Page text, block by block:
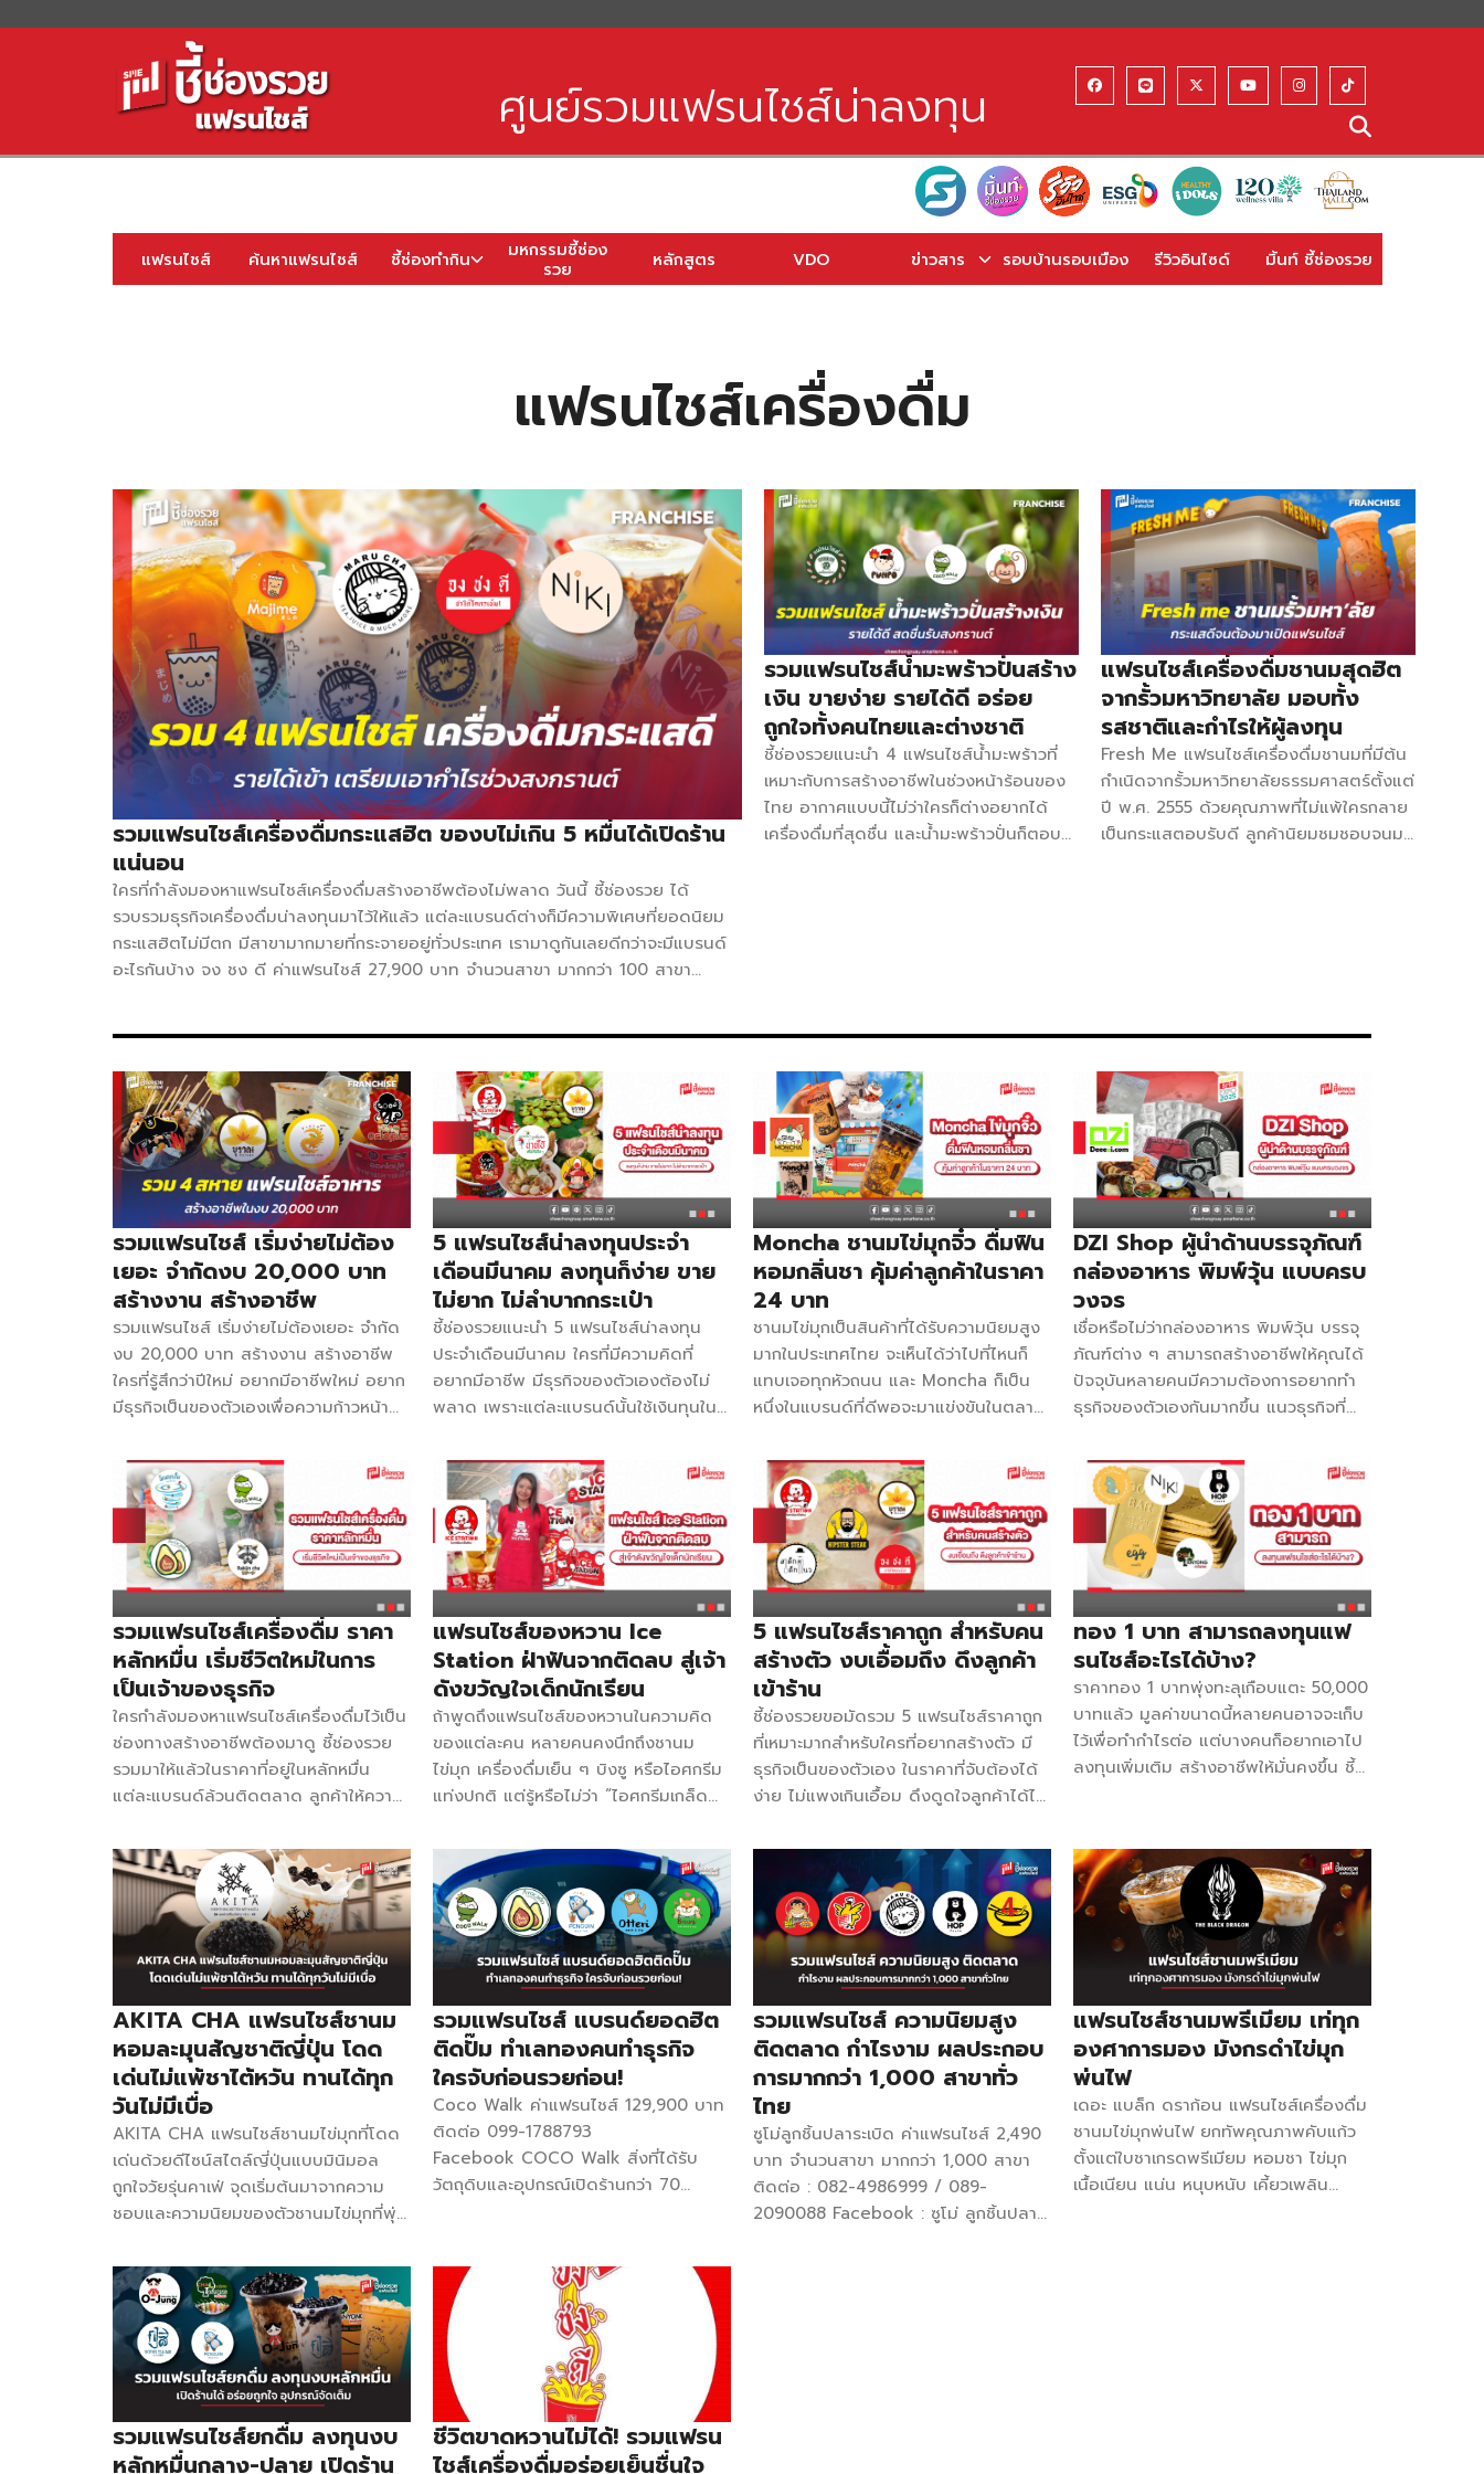
ศูนย์รวมแฟรนไชส์น่าลงทุน
แฟรนไชส์ ค้นหาแฟรนไชส์ ชี้ช่องทำกิน
มหกรรมชี้ช่อง
รวย
หลักสูตร VDO ข่าวสาร รอบบ้านรอบเมือง รีวิวอินไซด์ มิ้นท์ ชี้ช่องรวย
แฟรนไชส์เครื่องดื่ม
รวมแฟรนไชส์เครื่องดื่มกระแสฮิต ของบไม่เกิน 5 หมื่นได้เปิดร้าน
แน่นอน
ใครที่กำลังมองหาแฟรนไชส์เครื่องดื่มสร้างอาชีพต้องไม่พลาด วันนี้ ชี้ช่องรวย ได้
รวบรวมธุรกิจเครื่องดื่มน่าลงทุนมาไว้ให้แล้ว แต่ละแบรนด์ต่างก็มีความพิเศษที่ยอดนิยม
กระแสฮิตไม่มีตก มีสาขามากมายที่กระจายอยู่ทั่วประเทศ เรามาดูกันเลยดีกว่าจะมีแบรนด์
อะไรกันบ้าง จง ชง ดี ค่าแฟรนไชส์ 27,900 บาท จำนวนสาขา มากกว่า 100 สาขา
สาขา ติดต่อ 02-6628543 กด 1 Facebook NIK นิคแฟรนไชส์ชานมไข่มุก สิ่งที่ได้รับ
สูตรการทำเมนูเครื่องดื่มเฉพาะตามแบบฉบับของทางแบรนด์ อุปกรณ์ครบพร้อมเปิดร้าน
กว่า […]
รวมแฟรนไชส์น้ำมะพร้าวปั่นสร้าง
เงิน ขายง่าย รายได้ดี อร่อย
ถูกใจทั้งคนไทยและต่างชาติ
ชี้ช่องรวยแนะนำ 4 แฟรนไชส์น้ำมะพร้าวที่
เหมาะกับการสร้างอาชีพในช่วงหน้าร้อนของ
ไทย อากาศแบบนี้ไม่ว่าใครก็ต่างอยากได้
เครื่องดื่มที่สุดชื่น และน้ำมะพร้าวปั่นก็ตอบ
50 รายการ สอนเพิ่มช่องทางการขายทาง
Delivery เมนูมากกว่า 40 เมนู ปั่นโป๋พลัส
ค่า Franchise 42,000 บาท ติดต่อ 095-
3164357 Facebook ปั่นโป๋พลัส มะพร้าว
เผานมสด เพจหลักเจ้าของแฟรนไชส์ สิ่งที่ได้
รับ ออกแบบป้ายร้านให้ครบเซ็ต อุปกรณ์
ตกแต่งหน้าร้าน วัตถุดิบและอุปกรณ์กว่า 30
รายการ ชุดแก้ว ผงวัตถุดิบ ฝา 800 ชุด
สมัครช่องทาง Delivery คู่มือพร้อมเล่ม
สูตรพร้อมขาย สอนการทำพร้อมการเลือก
มะพร้าว อัปเดตเมนูใหม่ให้ตลอด […]
แฟรนไชส์เครื่องดื่มชานมสุดฮิต
จากรั้วมหาวิทยาลัย มอบทั้ง
รสชาติและกำไรให้ผู้ลงทุน
Fresh Me แฟรนไชส์เครื่องดื่มชานมที่มีต้น
กำเนิดจากรั้วมหาวิทยาลัยธรรมศาสตร์ตั้งแต่
ปี พ.ศ. 2555 ด้วยคุณภาพที่ไม่แพ้ใครกลาย
เป็นกระแสตอบรับดี ลูกค้านิยมชมชอบจนมา
สัญญา : 50,000 บาท ระยะเวลาคืนทุน : 12
– 18 เดือน เงินประกัน : 30,000 บาท
จำนวนสาขา : มากกว่า 100 สาขา กลยุทธ์
ธุรกิจ -ความเข้าถึงง่ายของชานม เป็นที่นิยม
และเป็นที่ชื่นชอบของทุกเพศทุกวัย -ราคาเข้า
ถึงง่ายเพียง 40 […]
รวมแฟรนไชส์ เริ่มง่ายไม่ต้อง
เยอะ จำกัดงบ 20,000 บาท
สร้างงาน สร้างอาชีพ
รวมแฟรนไชส์ เริ่มง่ายไม่ต้องเยอะ จำกัด
งบ 20,000 บาท สร้างงาน สร้างอาชีพ
ใครที่รู้สึกว่าปีใหม่ อยากมีอาชีพใหม่ อยาก
มีธุรกิจเป็นของตัวเองเพื่อความก้าวหน้า
รวยรวมมาให้แล้วกับ 5 แบรนด์น่าลงทุน
ติดตลาด มากสาขา ในงบไม่เกินสองหมื่น
บาท บุราณ ขนมดอกบัวชาววังใบเตยสด
ค่า Franchise 12,900 บาท จำนวนสาขา
มากกว่า 100 สาขา ติดต่อ 093-
3761278 / 088-3316550 Facebook
บุราณ ขนมดอกบัวชาววังใบเตยสด สิ่งที่
ได้รับ อุปกรณ์พร้อมขายจามเซ็ตที่เลือก มี
การเทรนด์ให้เลือก 3 แบบ 1.เดินทางไปเท
รนด์ด้วยตัวเองที่ อ.เมือง จ.มหาสารคราม
2.ให้ทีมงานบุราณไปเทรนที่บ้านลูกค้า (มี
ค่าใช้จ่ายในการเดินทาง) 3.เทรนออนไลน์
ผ่าน วีดีโอคลิป จัดส่งสินค้าไปยังบ้าน
ลูกค้า (มีค่าจัดส่งอุปกรณ์) ลูกชิ้นภูเขาไฟ
จำนวนสาขา 6 […]
5 แฟรนไชส์น่าลงทุนประจำ
เดือนมีนาคม ลงทุนก็ง่าย ขาย
ไม่ยาก ไม่ลำบากกระเป๋า
ชี้ช่องรวยแนะนำ 5 แฟรนไชส์น่าลงทุน
ประจำเดือนมีนาคม ใครที่มีความคิดที่
อยากมีอาชีพ มีธุรกิจของตัวเองต้องไม่
พลาด เพราะแต่ละแบรนด์นั้นใช้เงินทุนใน
สร้างกำไรได้ไม่น้อยเลยทีเดียว ฐานลูกค้า
ก็มีพร้อม ขายได้ ขายง่าย มีเงินติดกระเป๋า
ไปสร้างโอกาสต่อได้ Ice Station ค่าแฟ
รนไชส์ 5,900 บาท Facebook แฟรน
ไชส์ไอศกรีมเกล็ดหิมะ ไอซ์สเตชั่น สิ่งที่ได้
รับ เกล็ดหิมะ 10 กก. (สตรอว์เบอร์รี่) ไว
นิลคลุมโต๊ะ 120 ซม. 1 ผืน ป้ายเมนูติด
กล่องโฟม ที่ตัดไอศกรีม ผ้ากันเปื้อน
แบรนด์ โยเกิร์ต 2 กก. นม 1 ถุง เยลลี่ 2
แพ็ก คอนเฟลก 1 กล่อง ขวดบีบ 2 อัน
แก้ว + ช้อน 100 ชิ้น บุราณ ขนม
ดอกบัวชาววังใบเตยสด ค่าแฟรนไชส์ […]
Moncha ชานมไข่มุกจิ๋ว ดื่มฟิน
หอมกลิ่นชา คุ้มค่าลูกค้าในราคา
24 บาท
ชานมไข่มุกเป็นสินค้าที่ได้รับความนิยมสูง
มากในประเทศไทย จะเห็นได้ว่าไปที่ไหนก็
แทบเจอทุกหัวถนน และ Moncha ก็เป็น
หนึ่งในแบรนด์ที่ดีพอจะมาแข่งขันในตลาด
เปิดก็ง่าย ขายก็ง่าย แต่กำไรไม่จิ๋ว ความ
อร่อยสูตรแท้มาจากไต้หวัน เป็นน้องใหม่
ที่มาแรงไม่แพ้แบรนด์อื่น ๆ เริ่มสาขาแรก
ที่ ตลาดรวมทรัพย์ อโศกมนตรี ปัจจุบันมี
ไปแล้ว 6 สาขา จุดเด่นของ มอนฉะ คือ มี
ใบชาที่หอม ไข่มุกเม็ดจิ๋วเคี้ยวนุ่มหนึบ ชีสก็
เข้มข้น มันนัว องค์ประกอบดี จุดขายได้
เริ่มง่ายที่ 89,000 บาท กำไร 50 – 60%
ไม่แบ่งเปอร์เซ็นต์การขาย ใครยังไม่แน่ใจ
สามารถทักมาปรึกษากับทางแบรนด์ได้แบบ
ไม่มีค่าใช้จ่าย สำหรับผู้ที่สนใจเตรียมพบ
กับ มอนฉะ ได้ที่บูธ I11-I12 ในงาน Smart
SME Expo 2025 ณ อิมแพ็ค เมืองทอง
ธานี วันที่ 7 – 10สิงหาคม 2568 ตั้งแต่
DZI Shop ผู้นำด้านบรรจุภัณฑ์
กล่องอาหาร พิมพ์วุ้น แบบครบ
วงจร
เชื่อหรือไม่ว่ากล่องอาหาร พิมพ์วุ้น บรรจุ
ภัณฑ์ต่าง ๆ สามารถสร้างอาชีพให้คุณได้
ปัจจุบันหลายคนมีความต้องการอยากทำ
ธุรกิจของตัวเองกันมากขึ้น แนวธุรกิจที่
ขายง่าย ๆ ทำขนม เบเกอรี่ และนอกจาก
รสชาติความอร่อยแล้ว เรื่องของบรรจุ
ภัณฑ์ก็สำคัญในการสร้างอาชีพด้วยเช่นกัน
DZI SHOP เป็นบริษัทผู้นำทางด้านการ
ผลิตและจัดจำหน่ายพลาสติกบรรจุภัณฑ์
มากกว่า 30 ปี ที่สามารถตอบโจทย์ความ
ต้องการสูงสุดของลูกค้า พร้อมรับประกัน
เรื่องคุณภาพของสินค้า โดยสินค้าส่วน
ใหญ่จะเป็นพลาสติก PP, PET วัสดุผ่าน
มาตรฐาน Food Grade ปลอดภัยต่อ
สุขภาพ ซึ่งวัสดุ PP สามารถเข้าไมโครเวฟ
ได้ ทนร้อนได้ที่ 120 องศา และเย็นได้ที่
-20 องศา DZI SHOP มีทีมนักออกแบบ
กับแบรนด์ของลูกค้า ผลิตภัณฑ์ของเรามี
มาตรฐานการผลิตระดับสากล และคำนึง
ถึงเรื่องฝุ่นเป็นอย่างมาก เพื่อไม่ให้เกิดการ
ปนเปื้อนในอาหารเมื่อต้องนำไปใช้ ใคร
สนใจนำไปต่อยอดสร้างอาชีพมาพบ DZI
Shop ได้ที่บูธ I43-I44 ในงาน Smart
SME Expo 2025 ณ […]
รวมแฟรนไชส์เครื่องดื่ม ราคา
หลักหมื่น เริ่มชีวิตใหม่ในการ
เป็นเจ้าของธุรกิจ
ใครกำลังมองหาแฟรนไชส์เครื่องดื่มไว้เป็น
ช่องทางสร้างอาชีพต้องมาดู ชี้ช่องรวย
รวมมาให้แล้วในราคาที่อยู่ในหลักหมื่น
แต่ละแบรนด์ล้วนติดตลาด ลูกค้าให้ความ
หนึ่งแล้ว อยากเปลี่ยนจากงานประจำมา
เป็นเจ้าของธุรกิจต้องไม่พลาด! โคตรปั่น
ค่า Franchise 28,000 บาท ติดต่อ
091-7699274 / 095-5526697
Facebook โคตรปั่น สิ่งที่ได้รับ
-เคาน์เตอร์ถอดประกอบ 1 เมตร -อุปกรณ์
ขายครบชุด -ป้ายร้านและป้ายเมนู
-วัตถุดิบพร้อมขาย 200 แก้ว -สอน
ทำการตลาดออนไลน์ -แนะนำการสมัคร
Delivery -ดูแลตลอดการขาย -ทำการ
ตลาด โปรโมทร้านฟรี -ส่งสินค้าฟรีทั่ว
ประเทศ โคโค่ วอร์ค ค่า Franchise
59,900 บาท ติดต่อ 099-1788793
Facebook COCO Walk สิ่งที่ได้รับ
วัตถุดิบและอุปกรณ์เปิดร้านกว่า 70
ตามหลัก SOP ทีมงานคอยดูแลให้ความ
ช่วยเหลือ แม่ปลูกลูกขาย ค่า Franchise :
[…]
แฟรนไชส์ของหวาน Ice
Station ฝ่าฟันจากติดลบ สู่เจ้า
ดังขวัญใจเด็กนักเรียน
ถ้าพูดถึงแฟรนไชส์ของหวานในความคิด
ของแต่ละคน หลายคนคงนึกถึงชานม
ไข่มุก เครื่องดื่มเย็น ๆ บิงซู หรือไอศกรีม
แท่งปกติ แต่รู้หรือไม่ว่า “ไอศกรีมเกล็ด
โดยเฉพาะในกลุ่มวัยรุ่น นักเรียน พนักงาน
ออฟฟิศ และ Ice Station ก็ตอบโจทย์จุด
นี้ได้เป็นอย่างดี คุณแอน พีรญา เจ้าของ
Ice Station แฟรนไชส์ไอศกรีมเกล็ดหิมะ
สตรอว์เบอร์รี่โยเกิร์ต เป็นอดีตพนักงาน
ประจำ แต่อยากมีรายได้เสริมเข้ามาเพราะมี
ลูกคนที่สองแล้ว แต่การเริ่มต้นนั้นไม่ง่าย
เลย จุดเริ่มต้นติดลบเลยก็ว่าได้ ไม่ได้มี
ต้นทุนแบบคนอื่น ไต่เต้าขึ้นมาเรื่อย ๆ กว่า
10 ปี จนตอนนี้มีแฟรนไชส์ไปแล้วกว่า 100
สาขา จุดเริ่มต้นของ Ice Station แรก
เริ่มคุณแอนเป็นเพียงพนักงานเงินเดือน
ธรรมดา แต่พอมีลูกคนที่สองก็รู้สึกว่า
อยากที่จะมีรายได้เสริมเข้ามามากกว่านี้ ไป
บ้างแต่กลับไม่เป็นผลสำเร็จ ทว่าก็ไม่ย่อท้อ
ลองพยายามด้วยตัวเอง โชคดีที่ตอนนั้น
ต้องให้นมลูกเลยต้องซื้อตู้แช่นม ผุดไอ
เดียว่าเราสามารถทำอะไรกับตู้แช่นี้ได้บ้าง
นอกจากแช่นมลูก ลองผิดลองถูกแล้วก็ได้
ไอศกรีมเกล็ดน้ำแข็งนำออกไปขายจนได้
เริ่มก็ง่าย ๆ แค่ตั้งโต๊ะตัวเดียวออกขาย
ตามตลาดนัด ขายไปขายมากระแสตอบรับ
5 แฟรนไชส์ราคาถูก สำหรับคน
สร้างตัว งบเอื้อมถึง ดึงลูกค้า
เข้าร้าน
ชี้ช่องรวยขอมัดรวม 5 แฟรนไชส์ราคาถูก
ที่เหมาะมากสำหรับใครที่อยากสร้างตัว มี
ธุรกิจเป็นของตัวเอง ในราคาที่จับต้องได้
ง่าย ไม่แพงเกินเอื้อม ดึงดูดใจลูกค้าได้ไม่
ได้ จะมีแฟรนไชส์ราคาถูกจับต้องง่ายอะไร
บ้างไปดูกัน! Ice Station ค่า Franchise
5,900 บาท ติดต่อ 086-3656489
Facebook แฟรนไชส์ไอศกรีมเกล็ดหิมะ
ไอซ์สเตชั่น สิ่งที่ได้รับ เกล็ดหิมะ 10 กก.
(สตรอว์เบอร์รี่) ไวนิลคลุมโต๊ะ 120 ซม. 1
ผืน ป้ายเมนูติดกล่องโฟม ที่ตัดไอศกรีม
ผ้ากันเปื้อนแบรนด์ โยเกิร์ต 2 กก. นม 1
ถุง เยลลี่ 2 แพ็ก คอนเฟลก 1 กล่อง ขวด
บีบ 2 อัน แก้ว + ช้อน 100 ชิ้น ฮิปสเตอร์
[…]
ทอง 1 บาท สามารถลงทุนแฟ
รนไชส์อะไรได้บ้าง?
ราคาทอง 1 บาทพุ่งทะลุเกือบแตะ 50,000
บาทแล้ว มูลค่าขนาดนี้หลายคนอาจจะเก็บ
ไว้เพื่อทำกำไรต่อ แต่บางคนก็อยากเอาไป
ลงทุนเพิ่มเติม สร้างอาชีพให้มั่นคงขึ้น ชี้
ในเตา ค่าแฟรนไชส์ 34,888 บาท
Facebook ข.ไข่ในเตา-เค้กเหรียญทอง
ขนมวาฟเฟิลรูปแบบใหม่ สิ่งที่ได้รับ -ชุด
อุปกรณ์ทำขนม 1 ชุด -วัตถุดิบทำขนม
200 ชุด -ป้ายไฟอะคิริค -ป้ายตกแต่งร้าน
และป้ายเมนู -สอนทำขนมจนกว่าจะทำเป็น
-ดูแลอย่างใกล้ชิด -เครื่องเรียกคิว NIKI
ชานมไข่มุก ค่าแฟรนไชส์ 36,990 บาท
Facebook NIK นิคแฟรนไชส์ชานมไข่มุก
สิ่งที่ได้รับ สูตรการทำเมนูเครื่องดื่มเฉพาะ
ตามแบบฉบับของทางแบรนด์ อุปกรณ์
ครบพร้อมเปิดร้านกว่า 80 รายการ คอร์ส
เรียนแบบตัวต่อตัว อบรมเรื่องการทำเมนู
และการบริหารร้าน เรียนง่าย พร้อมขาย
AKITA CHA แฟรนไชส์ชานม
หอมละมุนสัญชาติญี่ปุ่น โดด
เด่นไม่แพ้ชาไต้หวัน ทานได้ทุก
วันไม่มีเบื่อ
AKITA CHA แฟรนไชส์ชานมไข่มุกที่โดด
เด่นด้วยดีไซน์สไตล์ญี่ปุ่นแบบมินิมอล
ถูกใจวัยรุ่นคาเฟ่ จุดเริ่มต้นมาจากความ
ชอบและความนิยมของตัวชานมไข่มุกที่พุ่ง
คิดค้นพัฒนาสูตรของชานมให้มีความ
อร่อย หลากหลาย และใส่ความแตกต่าง
ไปดด้วย คือ ใช้ชาจากประเทศญี่ปุ่น โดย
ทั่วไปชานมไข่มุกบ้านเราจะใช้ชาจากไต้หวัน
เป็นตัวชูโรง แต่ทาง AKITA CHA ของ
แตกต่างด้วยการใช้ชาจากญี่ปุ่นแทน ทำให้
ได้ความหอมละมุนและความอร่อยที่ลงตัว
ไม่เหมือนใคร สามารถรังสรรค์เป็นเมนูที่ถูก
รวมแฟรนไชส์ แบรนด์ยอดฮิต
ติดปั๊ม ทำเลทองคนทำธุรกิจ
ใครจับก่อนรวยก่อน!
Coco Walk ค่าแฟรนไชส์ 129,900 บาท
ติดต่อ 099-1788793
Facebook COCO Walk สิ่งที่ได้รับ
วัตถุดิบและอุปกรณ์เปิดร้านกว่า 70
ช่วยเหลือ ทำโฆษณาภาพรวมให้ทั้งออฟ
ไลน์และออนไลน์ พร้อมให้คำแนะนำตลอด
อายุสัญญา แม่ปลูกลูกขาย ลงทุน
199,000 บาท ติดต่อโทร : 081-8451588
Facebook : แม่ปลูกลูกขาย:Farm By
Mom :ผัก ผลไม้ เมืองหนาว :อโวคาโด
สตรอเบอรี่ ฯ สิ่งที่ได้รับ -คีออสพร้อม
ตกแต่งขนาด 3 x 3 เมตร -อุปกรณ์
รวมแฟรนไชส์ ความนิยมสูง
ติดตลาด กำไรงาม ผลประกอบ
การมากกว่า 1,000 สาขาทั่ว
ไทย
ซูโม่ลูกชิ้นปลาระเบิด ค่าแฟรนไชส์ 2,490
บาท จำนวนสาขา มากกว่า 1,000 สาขา
ติดต่อ : 082-4986999 / 089-
2090088 Facebook : ซูโม่ ลูกชิ้นปลา
แฟรนไชส์ชานมพรีเมียม เท่ทุก
องศาการมอง มังกรดำไข่มุก
พ่นไฟ
เดอะ แบล็ก ดราก้อน แฟรนไชส์เครื่องดื่ม
ชานมไข่มุกพ่นไฟ ยกทัพคุณภาพคับแก้ว
ตั้งแต่ใบชาเกรดพรีเมียม หอมชา ไข่มุก
เนื้อเนียน แน่น หนุบหนับ เคี้ยวเพลิน
รวมแฟรนไชส์ยกดื่ม ลงทุนงบ
หลักหมื่นกลาง-ปลาย เปิดร้าน
ชีวิตขาดหวานไม่ได้! รวมแฟรน
ไชส์เครื่องดื่มอร่อยเย็นชื่นใจ